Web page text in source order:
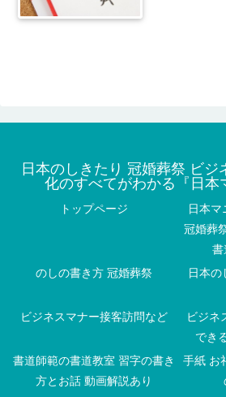
日本のしきたり 冠婚葬祭 ビジ
化のすべてがわかる『日本
トップページ
日本
冠婚葬
書
のしの書き方 冠婚葬祭
日本の
ビジネスマナー接客訪問など
ビジネ
でき
書道師範の書道教室 習字の書き
方とお話 動画解説あり
手紙 お